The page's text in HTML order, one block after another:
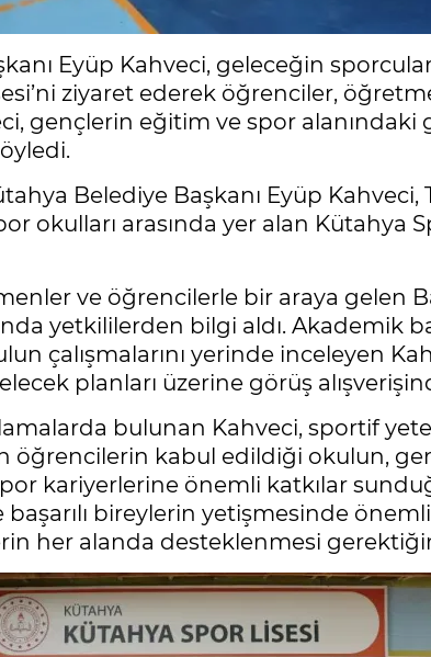
Eyüp Kahveci, geleceğin
ziyaret ederek öğrenciler,
gençlerin eğitim ve spor
Belediye Başkanı Eyüp
okulları arasında yer alan Kütahya
ve öğrencilerle bir araya gelen
yetkililerden bilgi aldı. Akademik
çalışmalarını yerinde inceleyen
planları üzerine görüş
bulunan Kahveci, sportif
öğrencilerin kabul edildiği okulun,
kariyerlerine önemli katkılar
bireylerin yetişmesinde
her alanda desteklenmesi